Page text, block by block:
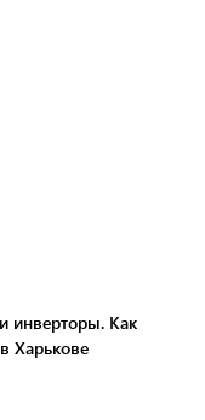
инверторы. Как
Харькове